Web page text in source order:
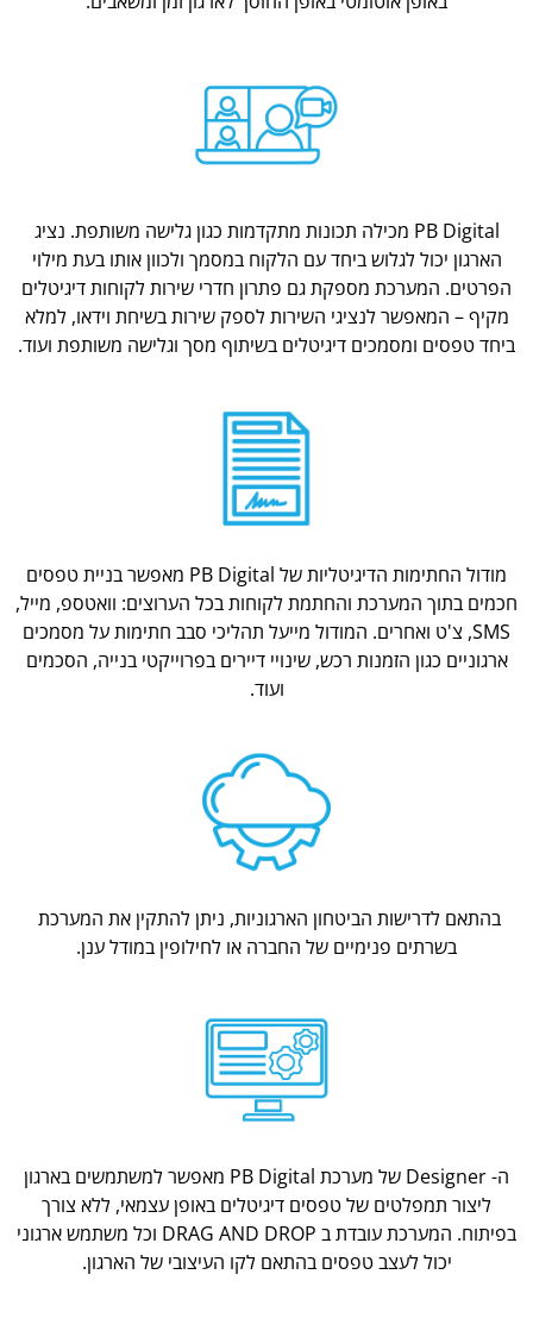
PB Digital מכילה תכונות מתקדמות כגון גלישה משותפת. נציג
הארגון יכול לגלוש ביחד עם הלקוח במסמך ולכוון אותו בעת מילוי
הפרטים. המערכת מספקת גם פתרון חדרי שירות לקוחות דיגיטלים
מקיף – המאפשר לנציגי השירות לספק שירות בשיחת וידאו, למלא
ביחד טפסים ומסמכים דיגיטלים בשיתוף מסך וגלישה משותפת ועוד.
מודול החתימות הדיגיטליות של PB Digital מאפשר בניית טפסים
חכמים בתוך המערכת והחתמת לקוחות בכל הערוצים: וואטספ, מייל,
SMS, צ'ט ואחרים. המודול מייעל תהליכי סבב חתימות על מסמכים
ארגוניים כגון הזמנות רכש, שינויי דיירים בפרוייקטי בנייה, הסכמים
ועוד.
בהתאם לדרישות הביטחון הארגוניות, ניתן להתקין את המערכת
בשרתים פנימיים של החברה או לחילופין במודל ענן.
ה- Designer של מערכת PB Digital מאפשר למשתמשים בארגון
ליצור תמפלטים של טפסים דיגיטלים באופן עצמאי, ללא צורך
בפיתוח. המערכת עובדת ב DRAG AND DROP וכל משתמש ארגוני
יכול לעצב טפסים בהתאם לקו העיצובי של הארגון.